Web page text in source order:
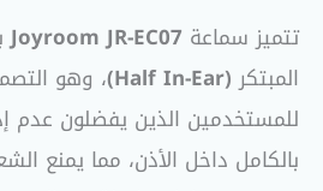
تتميز سماعة Joyroom JR-EC07
المبتكر (Half In-Ear)
، وهو
للمستخدمين الذين يفضلون عدم
بالكامل داخل الأذن، مما يمنع